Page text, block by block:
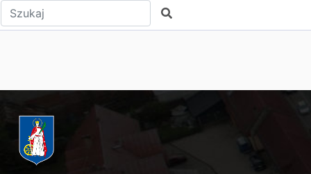
Wpisz tekst do wyszukania Szukaj